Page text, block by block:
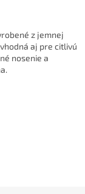
z jemnej
aj pre citlivú
nosenie a